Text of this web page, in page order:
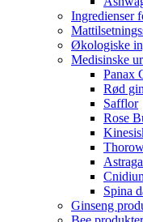
Ingredienser
Økologiske
Medisinske
Panax
Rød
Safflor
Rose
Spina
Ginseng